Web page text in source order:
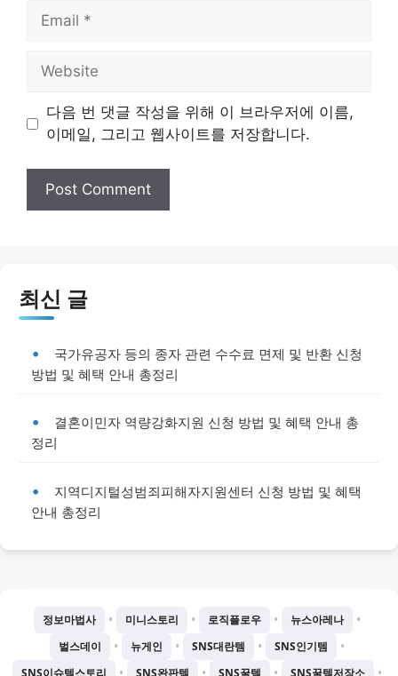
Email
Website
다음 번 댓글 작성을 위해 이 브라우저에 이름,
이메일, 그리고 웹사이트를 저장합니다.
최신 글
국가유공자 등의 종자 관련 수수료 면제 및 반환 신청
방법 및 혜택 안내 총정리
결혼이민자 역량강화지원 신청 방법 및 혜택 안내 총
정리
지역디지털성범죄피해자지원센터 신청 방법 및 혜택
안내 총정리
정보마법사 • 미니스토리 • 로직플로우 • 뉴스아레나 •
벌스데이 • 뉴게인 • SNS대란템 • SNS인기템 •
SNS이슈템스토리 SNS완판템 SNS꿀템 SNS꿀템저장소